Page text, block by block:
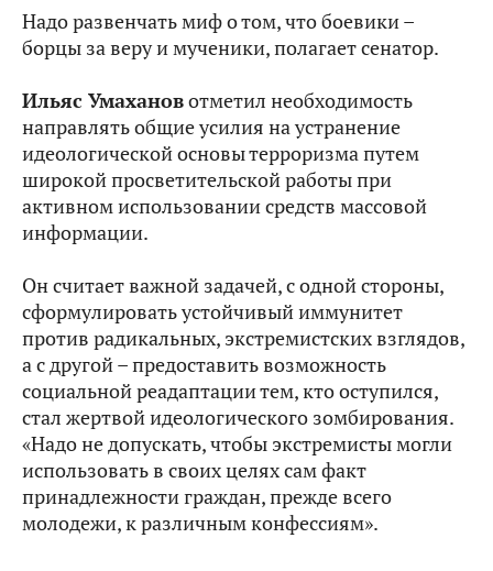
Надо развенчать миф о том, что боевики –
борцы за веру и мученики, полагает сенатор.
Ильяс Умахановотметил необходимость
направлять общие усилия на устранение
идеологической основы терроризма путем
широкой просветительской работы при
активном использовании средств массовой
информации.
Он считает важной задачей, с одной стороны,
сформулировать устойчивый иммунитет
против радикальных, экстремистских взглядов,
а с другой – предоставить возможность
социальной реадаптации тем, кто оступился,
стал жертвой идеологического зомбирования.
«Надо не допускать, чтобы экстремисты могли
использовать в своих целях сам факт
принадлежности граждан, прежде всего
молодежи, к различным конфессиям».